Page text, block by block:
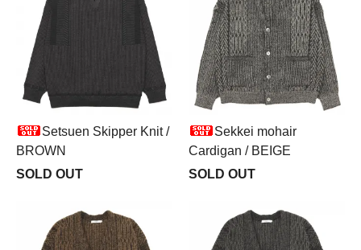
Setsuen Skipper Knit /
BROWN
SOLD OUT
Sekkei mohair
Cardigan / BEIGE
SOLD OUT